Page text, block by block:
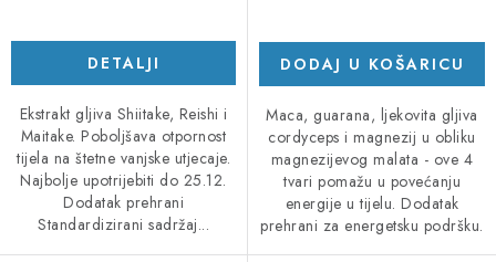
DETALJI
Ekstrakt gljiva Shiitake, Reishi i
Maitake. Poboljšava otpornost
tijela na štetne vanjske utjecaje.
Najbolje upotrijebiti do 25.12.
Dodatak prehrani
Standardizirani sadržaj...
DODAJ U KOŠARICU
Maca, guarana, ljekovita gljiva
cordyceps i magnezij u obliku
magnezijevog malata - ove 4
tvari pomažu u povećanju
energije u tijelu. Dodatak
prehrani za energetsku podršku.